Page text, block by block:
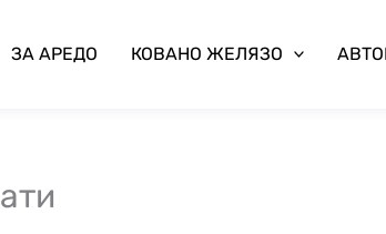
ЗА АРЕДО КОВАНО ЖЕЛЯЗО